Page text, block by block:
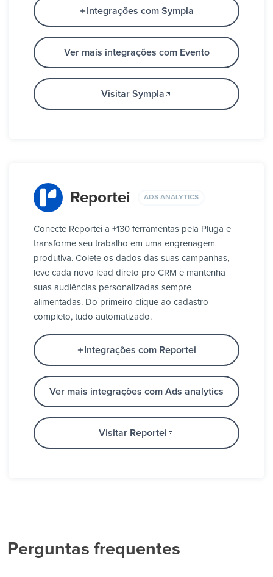
Integrações com Sympla
Ver mais integrações com Evento
Visitar Sympla
Reportei ADS ANALYTICS
Conecte Reportei a +130 ferramentas pela Pluga e
transforme seu trabalho em uma engrenagem
produtiva. Colete os dados das suas campanhas,
leve cada novo lead direto pro CRM e mantenha
suas audiências personalizadas sempre
alimentadas. Do primeiro clique ao cadastro
completo, tudo automatizado.
Integrações com Reportei
Ver mais integrações com Ads analytics
Visitar Reportei
Perguntas frequentes